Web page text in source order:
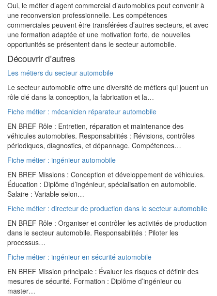
Oui, le métier d’agent commercial d’automobiles peut convenir à
une reconversion professionnelle. Les compétences
commerciales peuvent être transférées d’autres secteurs, et avec
une formation adaptée et une motivation forte, de nouvelles
opportunités se présentent dans le secteur automobile.
Découvrir d’autres
Les métiers du secteur automobile
Le secteur automobile offre une diversité de métiers qui jouent un
rôle clé dans la conception, la fabrication et la…
Fiche métier : mécanicien réparateur automobile
EN BREF Rôle : Entretien, réparation et maintenance des
véhicules automobiles. Responsabilités : Révisions, contrôles
périodiques, diagnostics, et dépannage. Compétences…
Fiche métier : ingénieur automobile
EN BREF Missions : Conception et développement de véhicules.
Éducation : Diplôme d’ingénieur, spécialisation en automobile.
Salaire : Variable selon…
Fiche métier : directeur de production dans le secteur automobile
EN BREF Rôle : Organiser et contrôler les activités de production
dans le secteur automobile. Responsabilités : Piloter les
processus…
Fiche métier : ingénieur en sécurité automobile
EN BREF Mission principale : Évaluer les risques et définir des
mesures de sécurité. Formation : Diplôme d’ingénieur ou
master…